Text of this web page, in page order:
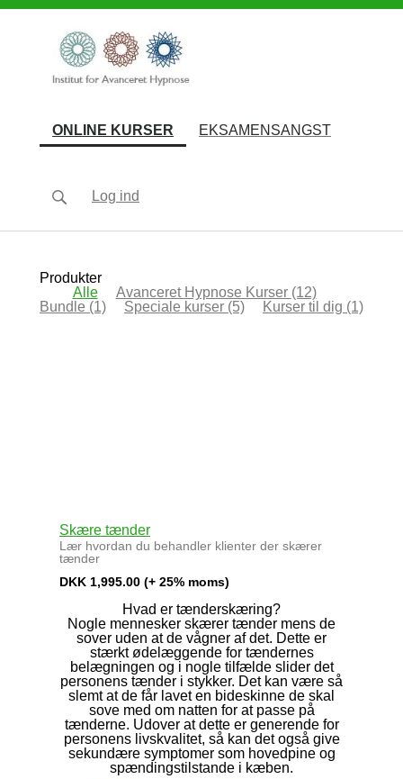
ONLINE KURSER (current)
EKSAMENSANGST
Log ind
Produkter
Alle
Avanceret Hypnose Kurser (12)
Bundle (1) Speciale kurser (5) Kurser til dig (1)
Skære tænder
Lær hvordan du behandler klienter der skærer
tænder
DKK 1,995.00 (+ 25% moms)
Hvad er tænderskæring?
Nogle mennesker skærer tænder mens de
sover uden at de vågner af det. Dette er
stærkt ødelæggende for tændernes
belægningen og i nogle tilfælde slider det
personens tænder i stykker. Det kan være så
slemt at de får lavet en bideskinne de skal
sove med om natten for at passe på
tænderne. Udover at dette er generende for
personens livskvalitet, så kan det også give
sekundære symptomer som hovedpine og
spændingstilstande i kæben.